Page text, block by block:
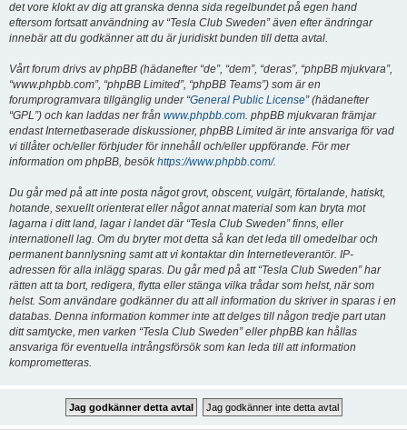
det vore klokt av dig att granska denna sida regelbundet på egen hand
eftersom fortsatt användning av “Tesla Club Sweden” även efter ändringar
innebär att du godkänner att du är juridiskt bunden till detta avtal.
Vårt forum drivs av phpBB (hädanefter “de”, “dem”, “deras”, “phpBB mjukvara”,
“www.phpbb.com”, “phpBB Limited”, “phpBB Teams”) som är en
forumprogramvara tillgänglig under “General Public License” (hädanefter
“GPL”) och kan laddas ner från www.phpbb.com. phpBB mjukvaran främjar
endast Internetbaserade diskussioner, phpBB Limited är inte ansvariga för vad
vi tillåter och/eller förbjuder för innehåll och/eller uppförande. För mer
information om phpBB, besökhttps://www.phpbb.com/.
Du går med på att inte posta något grovt, obscent, vulgärt, förtalande, hatiskt,
hotande, sexuellt orienterat eller något annat material som kan bryta mot
lagarna i ditt land, lagar i landet där “Tesla Club Sweden” finns, eller
internationell lag. Om du bryter mot detta så kan det leda till omedelbar och
permanent bannlysning samt att vi kontaktar din Internetleverantör. IP-
adressen för alla inlägg sparas. Du går med på att “Tesla Club Sweden” har
rätten att ta bort, redigera, flytta eller stänga vilka trådar som helst, när som
helst. Som användare godkänner du att all information du skriver in sparas i en
databas. Denna information kommer inte att delges till någon tredje part utan
ditt samtycke, men varken “Tesla Club Sweden” eller phpBB kan hållas
ansvariga för eventuella intrångsförsök som kan leda till att information
komprometteras.